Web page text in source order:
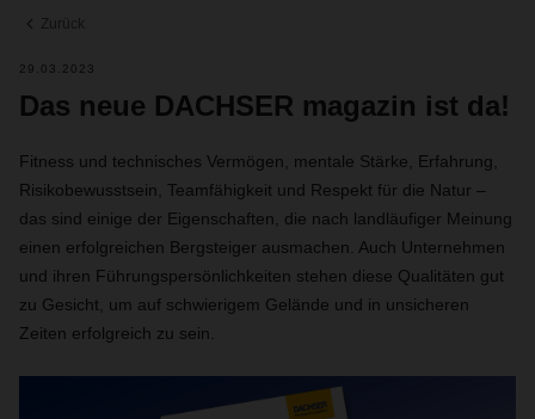
Zurück
29.03.2023
Das neue DACHSER magazin ist da!
Fitness und technisches Vermögen, mentale Stärke, Erfahrung,
Risikobewusstsein, Teamfähigkeit und Respekt für die Natur –
das sind einige der Eigenschaften, die nach landläufiger Meinung
einen erfolgreichen Bergsteiger ausmachen. Auch Unternehmen
und ihren Führungspersönlichkeiten stehen diese Qualitäten gut
zu Gesicht, um auf schwierigem Gelände und in unsicheren
Zeiten erfolgreich zu sein.